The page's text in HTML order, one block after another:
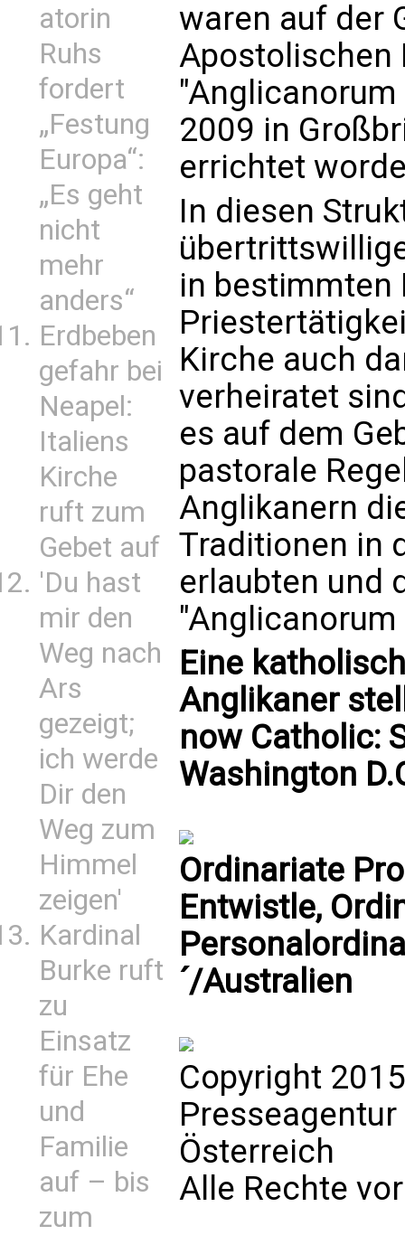
atorin
Ruhs
fordert
„Festung
Europa“:
„Es geht
nicht
mehr
anders“
Erdbeben
gefahr bei
Neapel:
Italiens
Kirche
ruft zum
Gebet auf
'Du hast
mir den
Weg nach
Ars
gezeigt;
ich werde
Dir den
Weg zum
Himmel
zeigen'
Kardinal
Burke ruft
zu
Einsatz
für Ehe
und
Familie
auf – bis
zum
waren auf der
Apostolischen
2009 in
errichtet
In diesen
in bestimmten
Kirche auch
verheiratet
es auf dem
pastorale
Anglikanern
Traditionen in
erlaubten und
Eine
Anglikaner
now Catholic:
Washington
Ordinariate
Entwistle,
´/Australien
Copyright
Presseagentur
Österreich
Alle Rechte